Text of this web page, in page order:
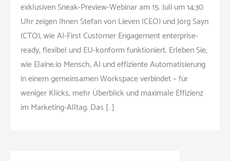
exklusiven Sneak-Preview-Webinar am 15. Juli um 14:30
Uhr zeigen Ihnen Stefan von Lieven (CEO) und Jörg Sayn
(CTO), wie AI-First Customer Engagement enterprise-
ready, flexibel und EU-konform funktioniert. Erleben Sie,
wie Elaine.io Mensch, AI und effiziente Automatisierung
in einem gemeinsamen Workspace verbindet – für
weniger Klicks, mehr Überblick und maximale Effizienz
im Marketing-Alltag. Das […]